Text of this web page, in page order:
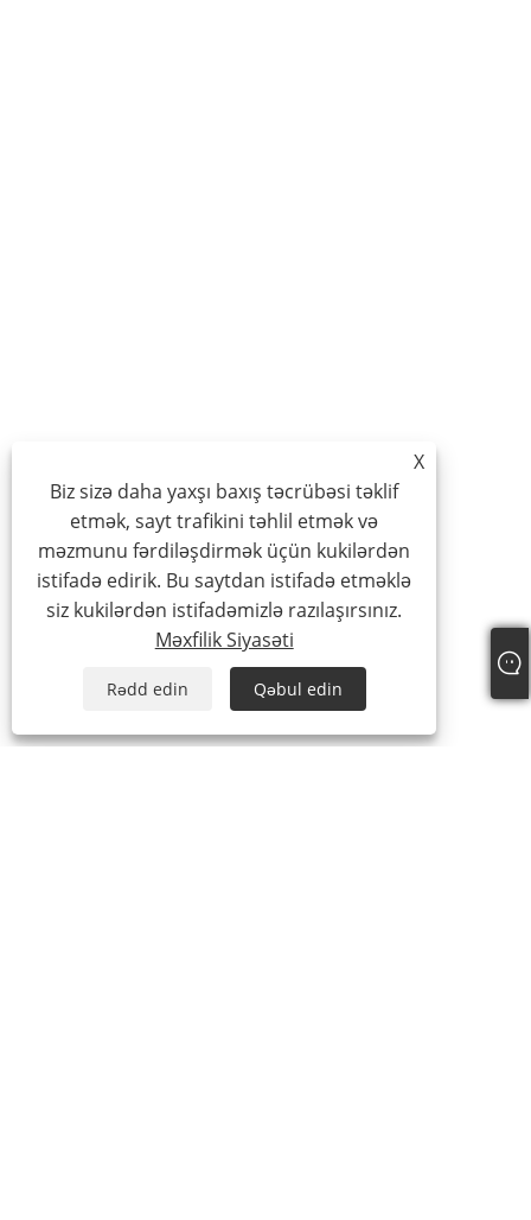
X
Biz sizə daha yaxşı baxış təcrübəsi təklif
etmək, sayt trafikini təhlil etmək və
məzmunu fərdiləşdirmək üçün kukilərdən
istifadə edirik. Bu saytdan istifadə etməklə
siz kukilərdən istifadəmizlə razılaşırsınız.
Məxfilik Siyasəti
Rədd edin Qəbul edin